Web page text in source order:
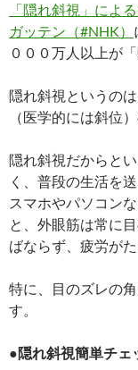
「隠れ斜視」によ
ガッテン（#NHK）
０００万人以上が
隠れ斜視というの
（医学的には斜位
隠れ斜視だからと
く、普段の生活を
スマホやパソコン
と、外眼筋は常に
ばならず、疲労が
特に、目のズレの
す。
●隠れ斜視簡単チェ